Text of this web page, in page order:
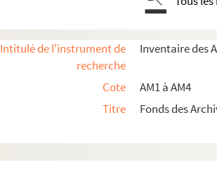
Intitulé de l'instrument de
recherche
Inventaire des
Cote
AM1 à AM4
Titre
Fonds des
am1-1. Papiers d'Artaud, procureur à
am1-2. Papiers d'Artaud, procureur à
am1-3. Papiers d'Artaud, procureur à
am1-4. Papiers d'Artaud et
am1-5. Titres et papiers de la famille
am1-5-1. Titres et papiers de la famille
am1-5-2. Titres et papiers de la famille